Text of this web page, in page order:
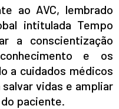
ao AVC, lembrado
intitulada Tempo
a conscientização
e os
a cuidados médicos
vidas e ampliar
paciente.